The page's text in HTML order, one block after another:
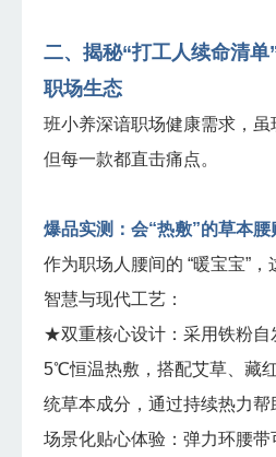
二、揭秘“打工人续命清
职场生态
班小养深谙职场健康需求，虽
但每一款都直击痛点。
爆品实测：会“热敷”的草本腰
作为职场人腰间的 “暖宝宝”
智慧与现代工艺：
★双重核心设计：采用铁粉
5℃恒温热敷，搭配艾草、藏
统草本成分，通过持续热力帮
场景化贴心体验：弹力环腰